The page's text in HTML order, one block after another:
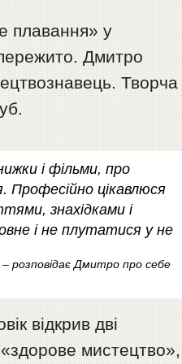
плавання» у
Дмитро
Творча
і фільми, про
Професійно цікавлюся
знахідками і
і не плутатися у не
– розповідає Дмитро про себе
відкрив дві
«здорове мистецтво»,